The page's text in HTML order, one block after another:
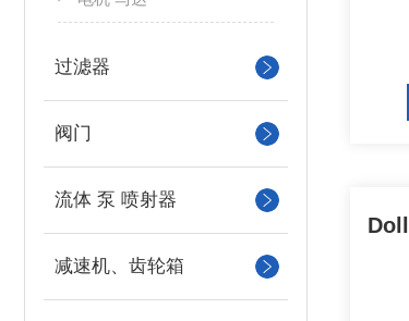
过滤器
阀门
流体 泵 喷射器
减速机、齿轮箱